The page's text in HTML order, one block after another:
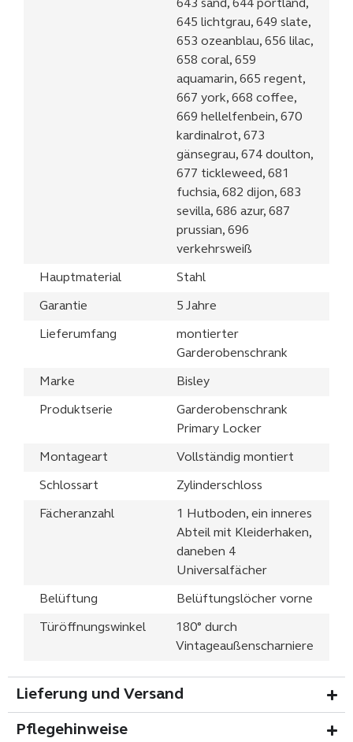
643 sand, 644 portland,
645 lichtgrau, 649 slate,
653 ozeanblau, 656 lilac,
658 coral, 659
aquamarin, 665 regent,
667 york, 668 coffee,
669 hellelfenbein, 670
kardinalrot, 673
gänsegrau, 674 doulton,
677 tickleweed, 681
fuchsia, 682 dijon, 683
sevilla, 686 azur, 687
prussian, 696
verkehrsweiß
Hauptmaterial Stahl
Garantie 5 Jahre
Lieferumfang
montierter
Garderobenschrank
Marke Bisley
Produktserie
Garderobenschrank
Primary Locker
Montageart Vollständig montiert
Schlossart Zylinderschloss
Fächeranzahl
1 Hutboden, ein inneres
Abteil mit Kleiderhaken,
daneben 4
Universalfächer
Belüftung Belüftungslöcher vorne
Türöffnungswinkel
180° durch
Vintageaußenscharniere
Lieferung und Versand
Pflegehinweise